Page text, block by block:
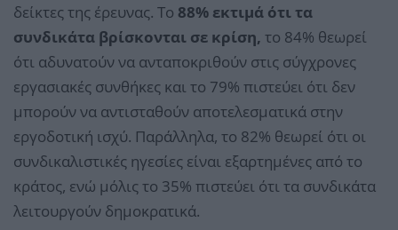
δείκτες της έρευνας. Το 88% εκτιμά ότι τα
συνδικάτα βρίσκονται σε κρίση, το 84% θεωρεί
ότι αδυνατούν να ανταποκριθούν στις σύγχρονες
εργασιακές συνθήκες και το 79% πιστεύει ότι δεν
μπορούν να αντισταθούν αποτελεσματικά στην
εργοδοτική ισχύ. Παράλληλα, το 82% θεωρεί ότι οι
συνδικαλιστικές ηγεσίες είναι εξαρτημένες από το
κράτος, ενώ μόλις το 35% πιστεύει ότι τα συνδικάτα
λειτουργούν δημοκρατικά.